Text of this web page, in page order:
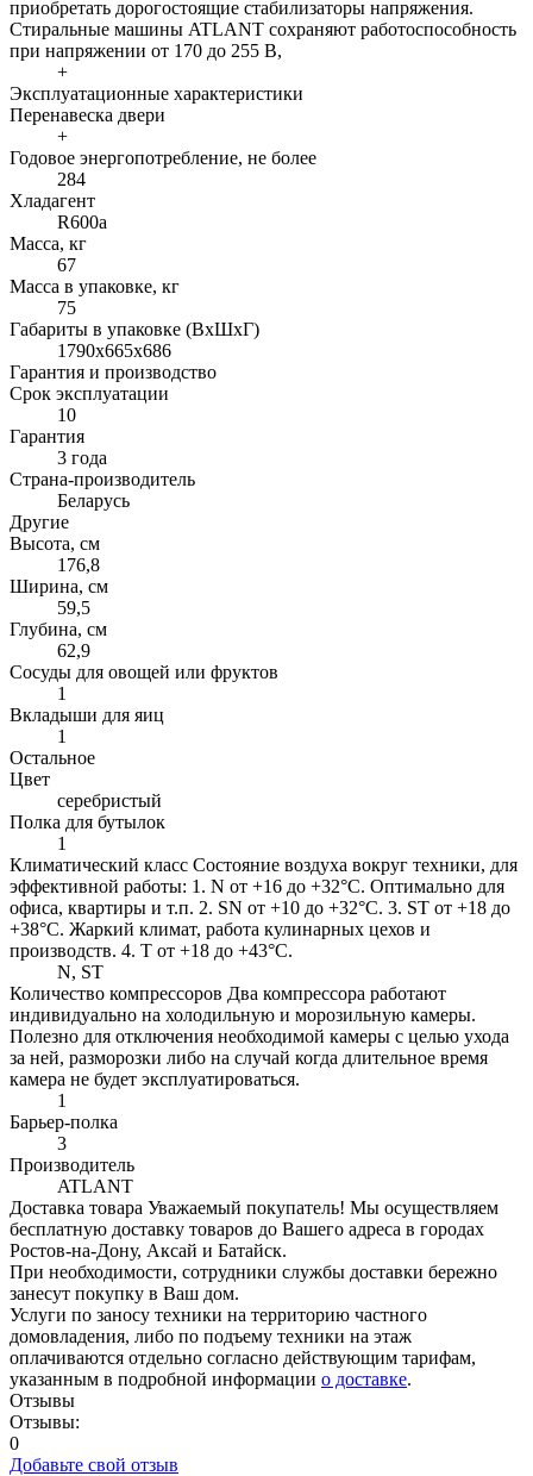
приобретать дорогостоящие стабилизаторы напряжения.
Стиральные машины ATLANT сохраняют работоспособность
при напряжении от 170 до 255 В,
+
Эксплуатационные характеристики
Перенавеска двери
+
Годовое энергопотребление, не более
284
Хладагент
R600a
Масса, кг
67
Масса в упаковке, кг
75
Габариты в упаковке (ВхШхГ)
1790x665x686
Гарантия и производство
Срок эксплуатации
10
Гарантия
3 года
Страна-производитель
Беларусь
Другие
Высота, см
176,8
Ширина, см
59,5
Глубина, см
62,9
Сосуды для овощей или фруктов
1
Вкладыши для яиц
1
Остальное
Цвет
серебристый
Полка для бутылок
1
Климатический класс Состояние воздуха вокруг техники, для
эффективной работы: 1. N от +16 до +32°C. Оптимально для
офиса, квартиры и т.п. 2. SN от +10 до +32°C. 3. ST от +18 до
+38°C. Жаркий климат, работа кулинарных цехов и
производств. 4. Т от +18 до +43°C.
N, ST
Количество компрессоров Два компрессора работают
индивидуально на холодильную и морозильную камеры.
Полезно для отключения необходимой камеры с целью ухода
за ней, разморозки либо на случай когда длительное время
камера не будет эксплуатироваться.
1
Барьер-полка
3
Производитель
ATLANT
Доставка товара Уважаемый покупатель! Мы осуществляем
бесплатную доставку товаров до Вашего адреса в городах
Ростов-на-Дону, Аксай и Батайск.
При необходимости, сотрудники службы доставки бережно
занесут покупку в Ваш дом.
Услуги по заносу техники на территорию частного
домовладения, либо по подъему техники на этаж
оплачиваются отдельно согласно действующим тарифам,
указанным в подробной информации о доставке.
Отзывы
Отзывы:
0
Добавьте свой отзыв